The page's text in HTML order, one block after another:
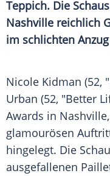
Teppich. Die
Nashville reichlich
im schlichten
Nicole Kidman (52,
Urban (52, "Better
Awards in Nashville
glamourösen
hingelegt. Die
ausgefallenen